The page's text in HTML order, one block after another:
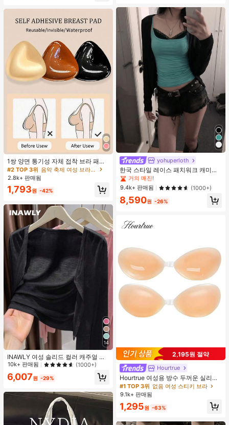
1쌍 양면 통기성 자체 접착 브라 패드,
두꺼워진 삼각형 푸쉬업 디자인, 재사
용 가능, 보이지 않는 비키니 브라 삽
입물, 수영에 적합
#2 TOP 3위
음악 축제 여성 브라 액세서리
2.8k+ 판매됨
1,793원 -42%
14
INAWLY 여성 솔리드 컬러 캐주얼 얇
은 가디건, 봄/여름
10k+ 판매됨 (1000+)
6,007원 -29%
트 잠옷 세트 잠옷 반바지 세트 투피스
잠옷 세트 여성용 여름 세트 도트 반바
지 세트 여성용 잠옷 세트 반바지 잠옷
세트 여성용 투피스 여름 라운지 세트
yohuperloth
한국 스타일 레이스 패치워크 캐미솔
탱크 탑, Y2K 에스테틱, 스트리트웨어
캐주얼 여름
#1 TOP 3위
에서 녹색 다용도로 활용 가능한 데일리 탑
거의 매진!
#1 TOP 3위
에서 녹색 다용도로 활용 가능한 데일리 탑
거의 매진!
#1 TOP 3위
에서 녹색 다용도로 활용 가능한 데일리 탑
거의 매진!
#1 TOP 3위
에서 녹색 다용도로 활용 가능한 데일리 탑
거의 매진!
9.4k+ 판매됨 (1000+)
8,590원 -26%
2,195원 절약
Hourtrue
Hourtrue 여성용 방수 두꺼운 실리콘
가슴 페탈, 작은 가슴 리프트업 & 푸시
인용, 웨딩 촬영 및 들러리용
#1 TOP 3위 없음 여성 스티키 브라
9.1k+ 판매됨
1,295원 -63%